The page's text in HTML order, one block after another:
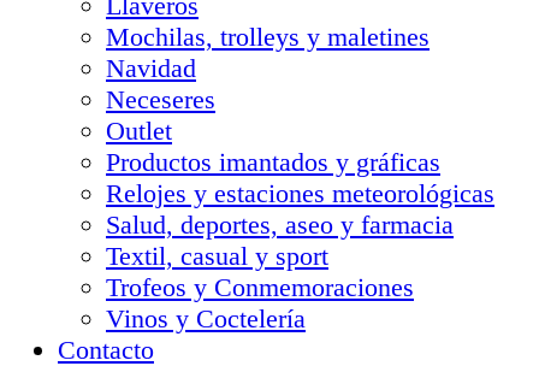
Mochilas, trolleys y maletines
Navidad
Neceseres
Outlet
Productos imantados y gráficas
Relojes y estaciones meteorológicas
Salud, deportes, aseo y farmacia
Textil, casual y sport
Trofeos y Conmemoraciones
Vinos y Coctelería
Contacto